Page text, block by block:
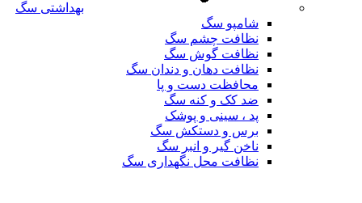
بهداشتی سگ
شامپو سگ
نظافت چشم سگ
نظافت گوش سگ
نظافت دهان و دندان سگ
محافظت دست و پا
ضد کک و کنه سگ
پد ، سینی و پوشک
برس و دستکش سگ
ناخن گیر و انبر سگ
نظافت محل نگهداری سگ